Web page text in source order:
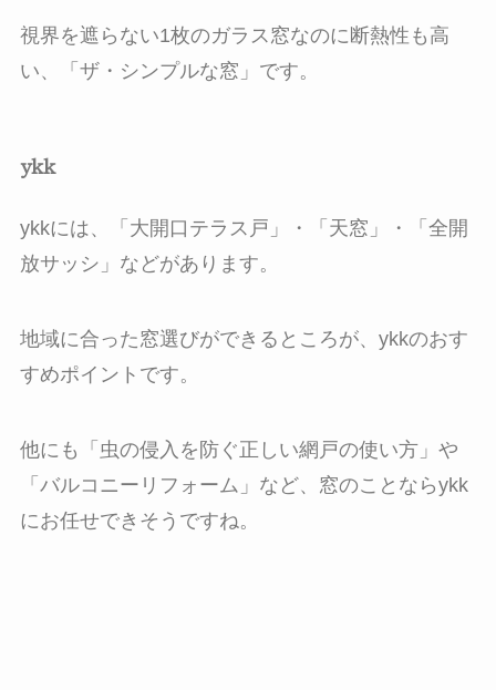
視界を遮らない1枚のガラス窓なのに断熱性も高
い、「ザ・シンプルな窓」です。
ykk
ykkには、「大開口テラス戸」・「天窓」・「全開
放サッシ」などがあります。
地域に合った窓選びができるところが、ykkのおす
すめポイントです。
他にも「虫の侵入を防ぐ正しい網戸の使い方」や
「バルコニーリフォーム」など、窓のことならykk
にお任せできそうですね。